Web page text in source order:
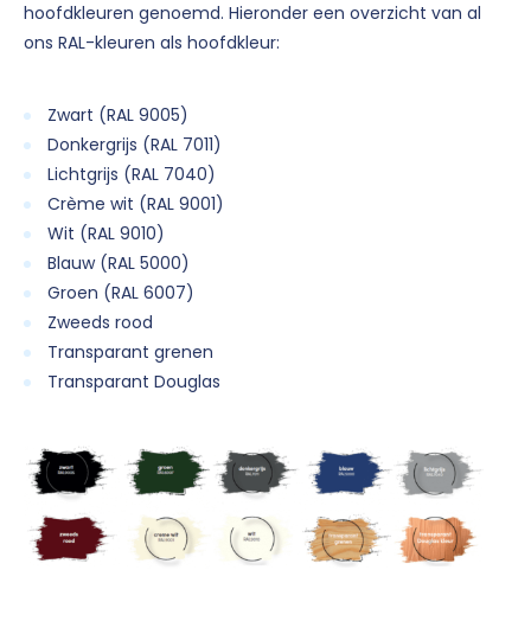
hoofdkleuren genoemd. Hieronder een overzicht van al
ons RAL-kleuren als hoofdkleur:
Zwart (RAL 9005)
Donkergrijs (RAL 7011)
Lichtgrijs (RAL 7040)
Crème wit (RAL 9001)
Wit (RAL 9010)
Blauw (RAL 5000)
Groen (RAL 6007)
Zweeds rood
Transparant grenen
Transparant Douglas